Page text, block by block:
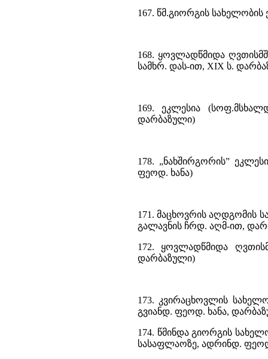
167. წმ.გიორგის
168. ყოვლადწმიდა
სამხრ. დას-ით, XIX ს.
169. ეკლესია
დარბაზული)
178. „ნახშირგორის”
ფეოდ. ხანა)
171. მაცხოვრის აღდგომის
გალავნის ჩრდ. აღმ-ით,
172. ყოვლადწმიდა
დარბაზული)
173. კვირაცხოვლის
გვიანდ. ფეოდ. ხანა,
174. წმინდა გიორგის
სასაფლაოზე, ადრინდ.